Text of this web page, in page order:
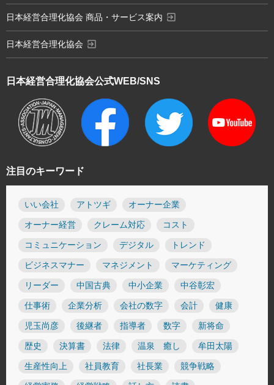
注目のキーワード
いい会社 アトツギ オーナー企業
オーナー経営 クレーム対応 コスト
コミュニケーション デジタル トレンド
ビジネスマナー マネジメント マーケティング
リーダー 中国古典 中小企業 中谷彰宏
仕事術 企業分析 会社の数字 会計 健康
児玉尚彦 後継者 指導者 数字 新将命
歴史 決算書 法律 温泉 癒し 牟田太陽
生産性向上 社員教育 社長業 競争戦略
日本経営合理化協会公式WEB/SNS
日本経営合理化協会 商品・サービス案内 exit_to_app
日本経営合理化協会 exit_to_app